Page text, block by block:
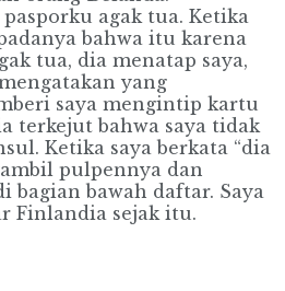
agak tua. Ketika
bahwa itu karena
tua, dia menatap saya,
yang
saya mengintip kartu
terkejut bahwa saya tidak
Ketika saya berkata “dia
pulpennya dan
bagian bawah daftar. Saya
Finlandia sejak itu.